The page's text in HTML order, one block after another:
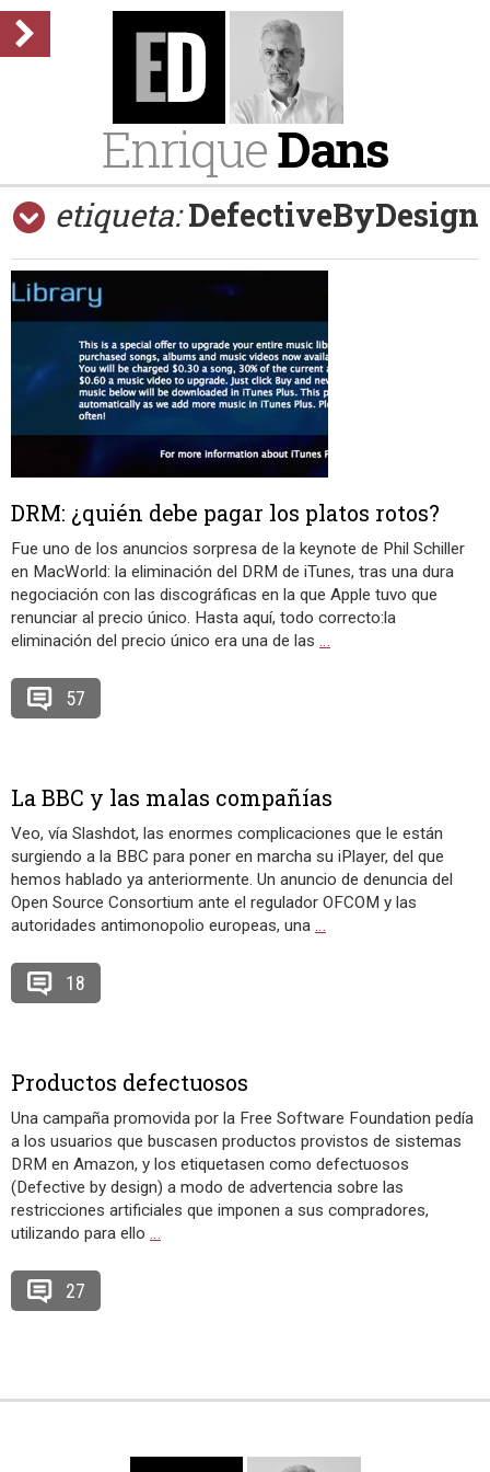
EnriqueDans
etiqueta: DefectiveByDesign
DRM: ¿quién debe pagar los platos rotos?
Fue uno de los anuncios sorpresa de la keynote de Phil Schiller
en MacWorld: la eliminación del DRM de iTunes, tras una dura
negociación con las discográficas en la que Apple tuvo que
renunciar al precio único. Hasta aquí, todo correcto:la
eliminación del precio único era una de las …
57
La BBC y las malas compañías
Veo, vía Slashdot, las enormes complicaciones que le están
surgiendo a la BBC para poner en marcha su iPlayer, del que
hemos hablado ya anteriormente. Un anuncio de denuncia del
Open Source Consortium ante el regulador OFCOM y las
autoridades antimonopolio europeas, una …
18
Productos defectuosos
Una campaña promovida por la Free Software Foundation pedía
a los usuarios que buscasen productos provistos de sistemas
DRM en Amazon, y los etiquetasen como defectuosos
(Defective by design) a modo de advertencia sobre las
restricciones artificiales que imponen a sus compradores,
utilizando para ello …
27